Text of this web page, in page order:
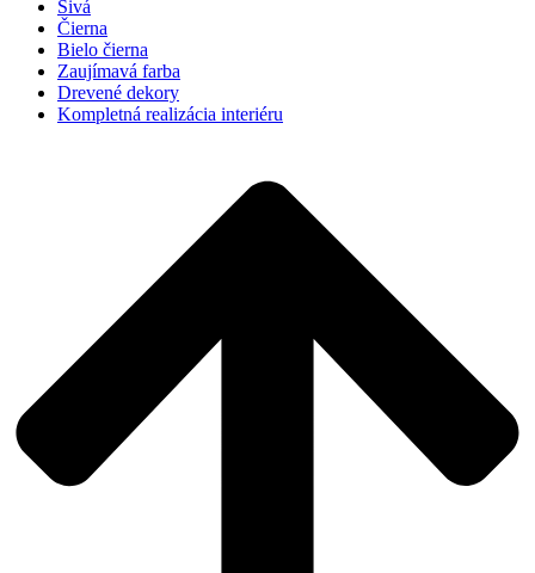
Sivá
Čierna
Bielo čierna
Zaujímavá farba
Drevené dekory
Kompletná realizácia interiéru